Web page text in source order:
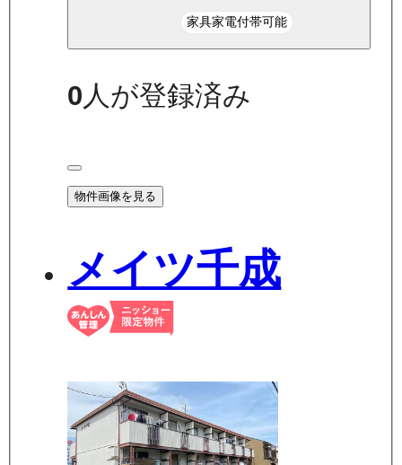
家具家電付帯可能
0 人が登録済み
物件画像を見る
メイツ千成